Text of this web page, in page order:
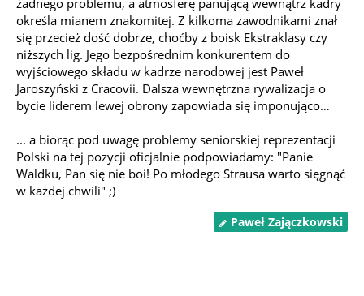
żadnego problemu, a atmosferę panującą wewnątrz kadry
określa mianem znakomitej. Z kilkoma zawodnikami znał
się przecież dość dobrze, choćby z boisk Ekstraklasy czy
niższych lig. Jego bezpośrednim konkurentem do
wyjściowego składu w kadrze narodowej jest Paweł
Jaroszyński z Cracovii. Dalsza wewnętrzna rywalizacja o
bycie liderem lewej obrony zapowiada się imponująco…
... a biorąc pod uwagę problemy seniorskiej reprezentacji
Polski na tej pozycji oficjalnie podpowiadamy: "Panie
Waldku, Pan się nie boi! Po młodego Strausa warto sięgnąć
w każdej chwili" ;)
Paweł Zajączkowski